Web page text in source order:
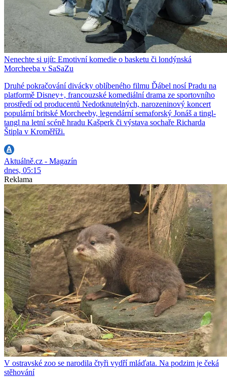
Nenechte si ujít: Emotivní komedie o basketu či londýnská
Morcheeba v SaSaZu
Druhé pokračování divácky oblíbeného filmu Ďábel nosí Pradu na
platformě Disney+, francouzské komediální drama ze sportovního
prostředí od producentů Nedotknutelných, narozeninový koncert
populární britské Morcheeby, legendární semaforský Jonáš a tingl-
tangl na letní scéně hradu Kašperk či výstava sochaře Richarda
Štipla v Kroměříži.
Aktuálně.cz - Magazín
dnes, 05:15
Reklama
V ostravské zoo se narodila čtyři vydří mláďata. Na podzim je čeká
stěhování